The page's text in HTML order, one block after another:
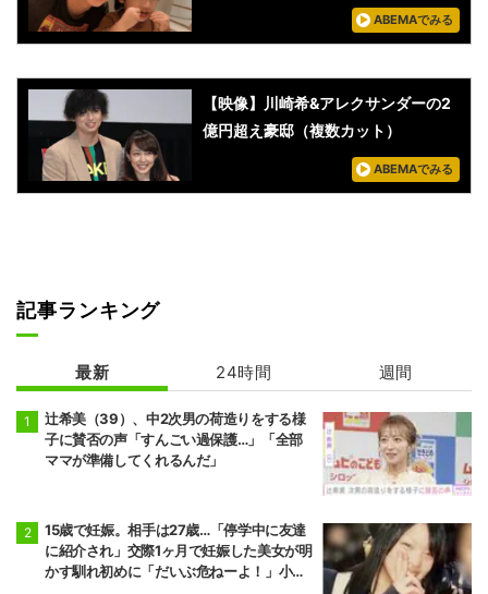
ABEMAでみる
【映像】川崎希&アレクサンダーの2
億円超え豪邸（複数カット）
ABEMAでみる
記事ランキング
最新 24時間 週間
辻希美（39）、中2次男の荷造りをする様
子に賛否の声「すんごい過保護…」「全部
ママが準備してくれるんだ」
15歳で妊娠。相手は27歳…「停学中に友達
に紹介され」交際1ヶ月で妊娠した美女が明
かす馴れ初めに「だいぶ危ねーよ！」小森